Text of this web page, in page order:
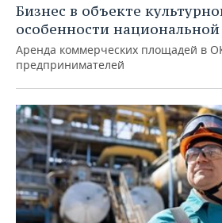
Бизнес в объекте
особенности
Аренда коммерческих площадей в
предпринимателей